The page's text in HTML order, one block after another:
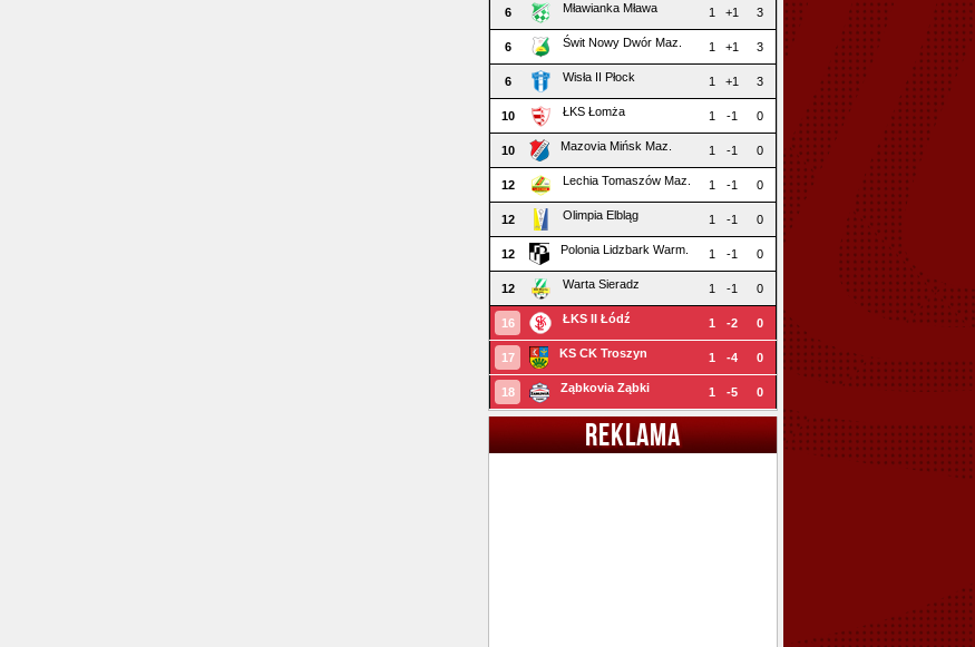
6 Mławianka Mława 1 +1 3
6 Świt Nowy Dwór Maz. 1 +1 3
6 Wisła II Płock 1 +1 3
10 ŁKS Łomża 1 -1 0
10 Mazovia Mińsk Maz. 1 -1 0
12 Lechia Tomaszów Maz. 1 -1 0
12 Olimpia Elbląg 1 -1 0
12 Polonia Lidzbark Warm. 1 -1 0
12 Warta Sieradz 1 -1 0
16 ŁKS II Łódź 1 -2 0
17 KS CK Troszyn 1 -4 0
18 Ząbkovia Ząbki 1 -5 0
REKLAMA